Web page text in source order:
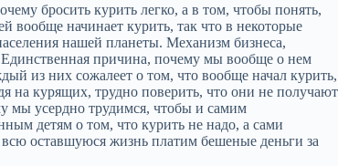
бросить курить легко, а в том, чтобы понять,
вообще начинает курить, так что в некоторые
нашей планеты. Механизм бизнеса,
причина, почему мы вообще о нем
из них сожалеет о том, что вообще начал курить,
на курящих, трудно поверить, что они не получают
мы усердно трудимся, чтобы и самим
детям о том, что курить не надо, а сами
оставшуюся жизнь платим бешеные деньги за